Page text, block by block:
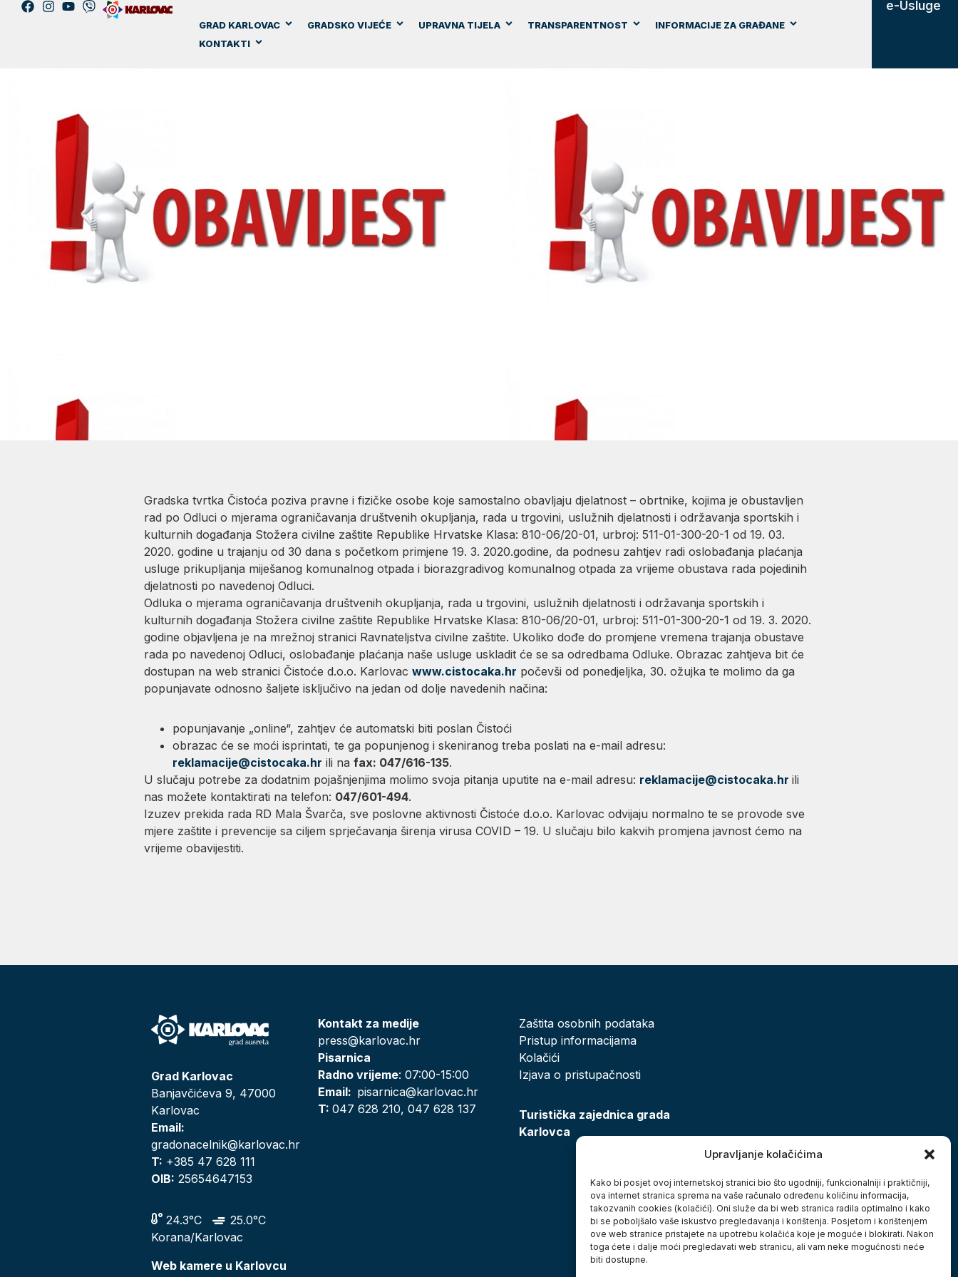
Upravljanje kolačićima
Kako bi posjet ovoj internetskoj stranici bio što ugodniji, funkcionalniji i praktičniji,
ova internet stranica sprema na vaše računalo određenu količinu informacija,
takozvanih cookies (kolačići). Oni služe da bi web stranica radila optimalno i kako
bi se poboljšalo vaše iskustvo pregledavanja i korištenja. Posjetom i korištenjem
ove web stranice pristajete na upotrebu kolačića koje je moguće i blokirati. Nakon
toga ćete i dalje moći pregledavati web stranicu, ali vam neke mogućnosti neće
biti dostupne.
GRAD KARLOVAC GRADSKO VIJEĆE UPRAVNA TIJELA TRANSPARENTNOST
INFORMACIJE ZA GRAĐANE
KONTAKTI
e-Usluge
Gradska tvrtka Čistoća poziva pravne i fizičke osobe koje samostalno obavljaju djelatnost – obrtnike, kojima je obustavljen
rad po Odluci o mjerama ograničavanja društvenih okupljanja, rada u trgovini, uslužnih djelatnosti i održavanja sportskih i
kulturnih događanja Stožera civilne zaštite Republike Hrvatske Klasa: 810-06/20-01, urbroj: 511-01-300-20-1 od 19. 03.
2020. godine u trajanju od 30 dana s početkom primjene 19. 3. 2020.godine, da podnesu zahtjev radi oslobađanja plaćanja
usluge prikupljanja miješanog komunalnog otpada i biorazgradivog komunalnog otpada za vrijeme obustava rada pojedinih
djelatnosti po navedenoj Odluci.
Odluka o mjerama ograničavanja društvenih okupljanja, rada u trgovini, uslužnih djelatnosti i održavanja sportskih i
kulturnih događanja Stožera civilne zaštite Republike Hrvatske Klasa: 810-06/20-01, urbroj: 511-01-300-20-1 od 19. 3. 2020.
godine objavljena je na mrežnoj stranici Ravnateljstva civilne zaštite. Ukoliko dođe do promjene vremena trajanja obustave
rada po navedenoj Odluci, oslobađanje plaćanja naše usluge uskladit će se sa odredbama Odluke. Obrazac zahtjeva bit će
dostupan na web stranici Čistoće d.o.o. Karlovac www.cistocaka.hr počevši od ponedjeljka, 30. ožujka te molimo da ga
popunjavate odnosno šaljete isključivo na jedan od dolje navedenih načina:
popunjavanje „online“, zahtjev će automatski biti poslan Čistoći
obrazac će se moći isprintati, te ga popunjenog i skeniranog treba poslati na e-mail adresu:
reklamacije@cistocaka.hr ili na fax: 047/616-135.
U slučaju potrebe za dodatnim pojašnjenjima molimo svoja pitanja uputite na e-mail adresu: reklamacije@cistocaka.hr ili
nas možete kontaktirati na telefon: 047/601-494.
Izuzev prekida rada RD Mala Švarča, sve poslovne aktivnosti Čistoće d.o.o. Karlovac odvijaju normalno te se provode sve
mjere zaštite i prevencije sa ciljem sprječavanja širenja virusa COVID – 19. U slučaju bilo kakvih promjena javnost ćemo na
vrijeme obavijestiti.
Grad Karlovac
Banjavčićeva 9, 47000
Karlovac
Email:
gradonacelnik@karlovac.hr
T: +385 47 628 111
OIB: 25654647153
24.3°C
25.0°C
Korana/Karlovac
Web kamere u Karlovcu
Kontakt za medije
press@karlovac.hr
Pisarnica
Radno vrijeme: 07:00-15:00
Email: pisarnica@karlovac.hr
T:047 628 210, 047 628 137
Zaštita osobnih podataka
Pristup informacijama
Kolačići
Izjava o pristupačnosti
Turistička zajednica grada
Karlovca